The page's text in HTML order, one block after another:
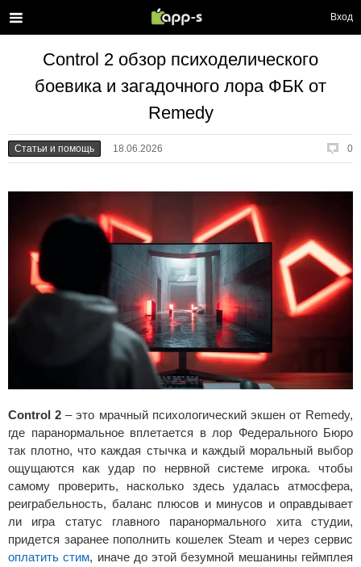
Вход
Control 2 обзор психоделического
боевика и загадочного лора ФБК от
Remedy
Статьи и помощь 18.06.2026 0
Control 2 – это мрачный психологический экшен от Remedy,
где паранормальное вплетается в лор Федерального Бюро
так плотно, что каждая стычка и каждый моральный выбор
ощущаются как удар по нервной системе игрока. чтобы
самому проверить, насколько здесь удалась атмосфера,
реиграбельность, баланс плюсов и минусов и оправдывает
ли игра статус главного паранормального хита студии,
придется заранее пополнить кошелек Steam и через сервис
оплатить стим, иначе до этой безумной мешанины геймплея